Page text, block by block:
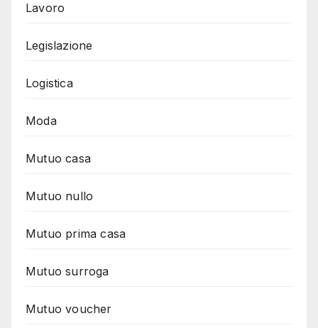
Lavoro
Legislazione
Logistica
Moda
Mutuo casa
Mutuo nullo
Mutuo prima casa
Mutuo surroga
Mutuo voucher